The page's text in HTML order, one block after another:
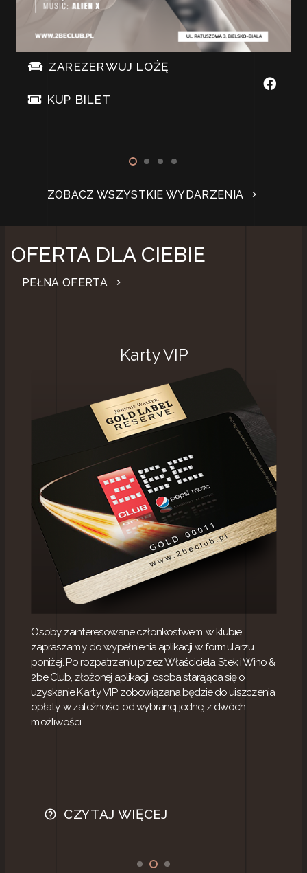
ZAREZERWUJ LOŻĘ
KUP BILET
ZOBACZ WSZYSTKIE WYDARZENIA chevron_right
OFERTA DLA CIEBIE
PEŁNA OFERTA chevron_right
Karty VIP
Osoby zainteresowane członkostwem w klubie
zapraszamy do wypełnienia aplikacji w formularzu
poniżej. Po rozpatrzeniu przez Właściciela Stek i Wino &
2be Club, złożonej aplikacji, osoba starająca się o
uzyskanie Karty VIP zobowiązana będzie do uiszczenia
opłaty w zależności od wybranej jednej z dwóch
możliwości.
help_outline CZYTAJ WIĘCEJ